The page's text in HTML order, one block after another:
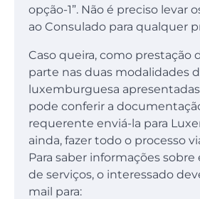
opção-1”. Não é preciso levar
ao Consulado para qualquer
Caso queira, como prestação
parte nas duas modalidades
luxemburguesa
pode conferir a
requerente enviá-la para
ainda, fazer todo o processo
Para saber informações
de serviços, o interessado
mail para: